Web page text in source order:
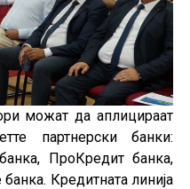
можат да аплицираат
партнерски банки:
ПроКредит банка,
Кредитната линија